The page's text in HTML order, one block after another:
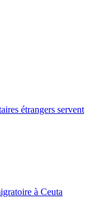
étrangers servent
à Ceuta